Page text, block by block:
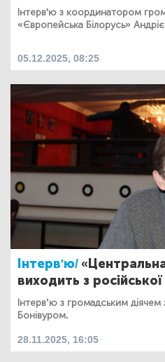
Інтерв'ю з координатором
«Європейська Білорусь»
05.12.2025, 08:25
Інтерв'ю/
виходить з
Інтерв’ю з громадським
Бонівуром.
28.11.2025, 16:05